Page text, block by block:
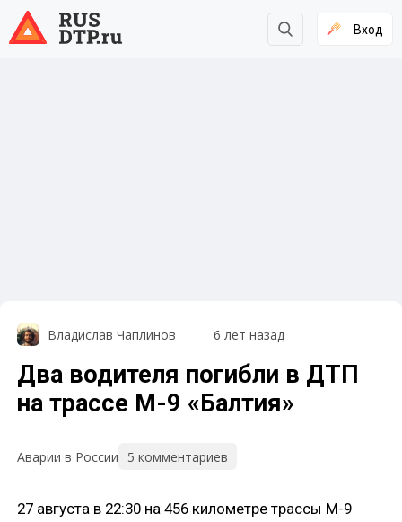
Вход
Владислав Чаплинов 6 лет назад
Два водителя погибли в ДТП
на трассе М-9 «Балтия»
Аварии в России 5 комментариев
27 августа в 22:30 на 456 километре трассы М-9